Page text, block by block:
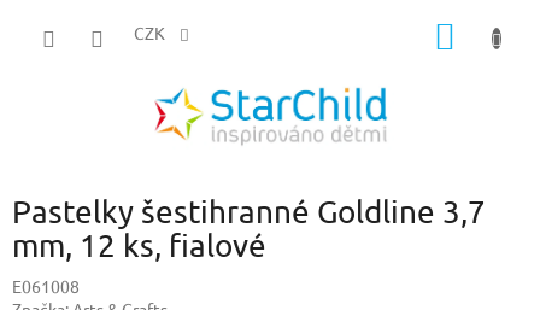
CZK
Pastelky šestihranné Goldline 3,7
mm, 12 ks, fialové
E061008